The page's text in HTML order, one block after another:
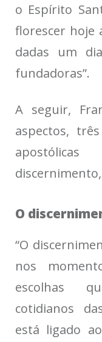
o Espírito
florescer hoje
dadas um
fundadoras”.
A seguir,
aspectos,
O
“O
nos
escolhas
cotidianos
está ligado